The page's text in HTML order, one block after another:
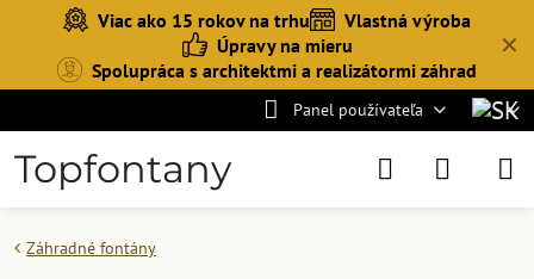
✕
Viac ako 15 rokov na trhu
Vlastná výroba
Úpravy na mieru
Spolupráca s architektmi a realizátormi záhrad
Panel používateľa
Topfontany
Záhradné fontány